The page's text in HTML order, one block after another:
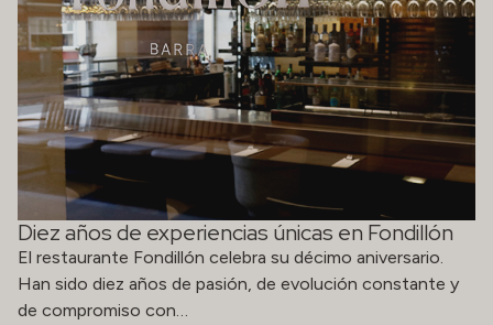
Diez años de experiencias únicas en Fondillón
El restaurante Fondillón celebra su décimo aniversario.
Han sido diez años de pasión, de evolución constante y
de compromiso con…
LEER ARTÍCULO